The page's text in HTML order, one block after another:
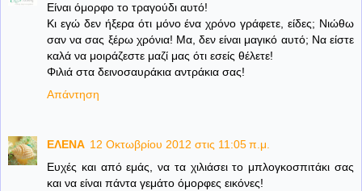
Είναι όμορφο το τραγούδι αυτό!
Κι εγώ δεν ήξερα ότι μόνο ένα χρόνο γράφετε, είδες; Νιώθω
σαν να σας ξέρω χρόνια! Μα, δεν είναι μαγικό αυτό; Να είστε
καλά να μοιράζεστε μαζί μας ότι εσείς θέλετε!
Φιλιά στα δεινοσαυράκια αντράκια σας!
Απάντηση
ΕΛΕΝΑ 12 Οκτωβρίου 2012 στις 11:05 π.μ.
Eυχές και από εμάς, να τα χιλιάσει το μπλογκοσπιτάκι σας
και να είναι πάντα γεμάτο όμορφες εικόνες!